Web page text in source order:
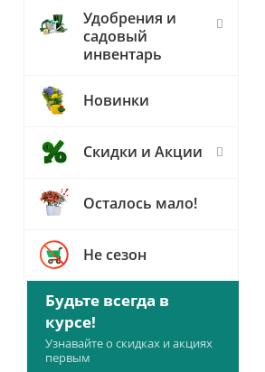
Удобрения и
садовый
инвентарь
Новинки
Скидки и Акции
Осталось мало!
Не сезон
Будьте всегда в
курсе!
Узнавайте о скидках и акциях
первым